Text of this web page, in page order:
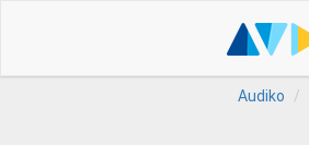
Audiko